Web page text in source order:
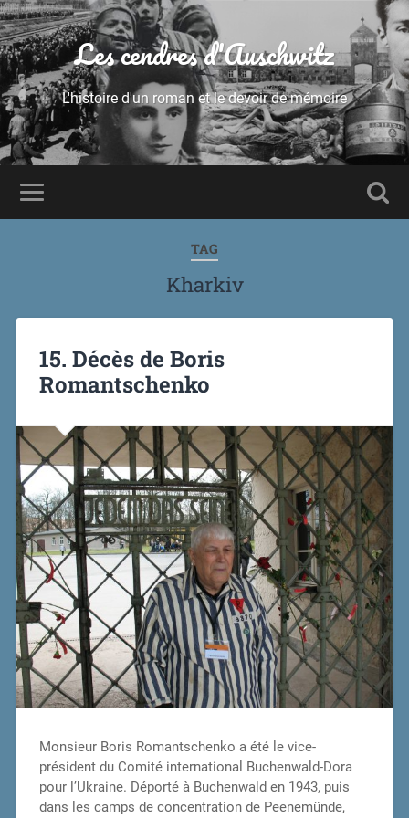
Les cendres d'Auschwitz
L'histoire d'un roman et le devoir de mémoire
TAG
Kharkiv
15. Décès de Boris
Romantschenko
Monsieur Boris Romantschenko a été le vice-
président du Comité international Buchenwald-Dora
pour l’Ukraine. Déporté à Buchenwald en 1943, puis
dans les camps de concentration de Peenemünde,